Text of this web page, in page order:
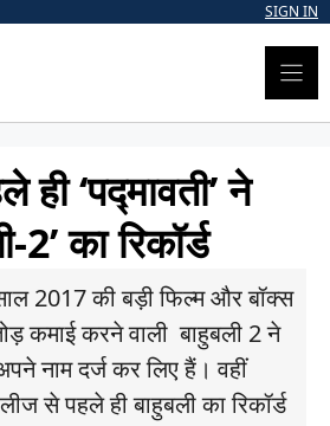
SIGN IN
ही ‘पद्मावती’ ने
2’ का रिकॉर्ड
2017 की बड़ी फिल्म और बॉक्स
कमाई करने वाली बाहुबली 2 ने
नाम दर्ज कर लिए हैं। वहीं
से पहले ही बाहुबली का रिकॉर्ड